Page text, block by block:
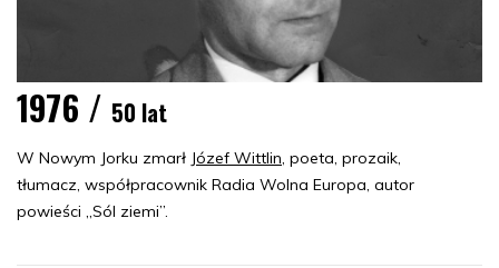
1976 / 50 lat
W Nowym Jorku zmarł Józef Wittlin, poeta, prozaik,
tłumacz, współpracownik Radia Wolna Europa, autor
powieści „Sól ziemi”.